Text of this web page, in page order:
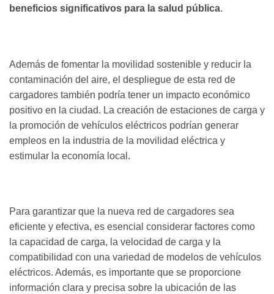
beneficios significativos para la salud pública.
Además de fomentar la movilidad sostenible y reducir la
contaminación del aire, el despliegue de esta red de
cargadores también podría tener un impacto económico
positivo en la ciudad. La creación de estaciones de carga y
la promoción de vehículos eléctricos podrían generar
empleos en la industria de la movilidad eléctrica y
estimular la economía local.
Para garantizar que la nueva red de cargadores sea
eficiente y efectiva, es esencial considerar factores como
la capacidad de carga, la velocidad de carga y la
compatibilidad con una variedad de modelos de vehículos
eléctricos. Además, es importante que se proporcione
información clara y precisa sobre la ubicación de las